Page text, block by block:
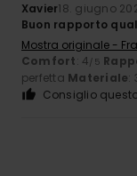
Xavier18. giugno
Buon rapporto
Mostra originale -
Comfort: 4/5
perfetta Materiale:
Consiglio